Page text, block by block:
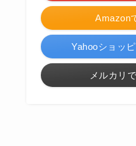
Amazon
Yahooショッ
メルカリ